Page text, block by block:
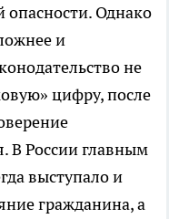
Однако
и
не
цифру, после
В России главным
выступало и
гражданина, а